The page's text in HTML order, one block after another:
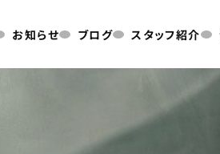
お知らせ ブログ スタッフ紹介